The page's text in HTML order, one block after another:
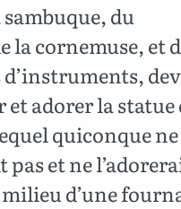
du
la cornemuse, et
d’instruments,
adorer la statue
quiconque ne
et ne
d’une